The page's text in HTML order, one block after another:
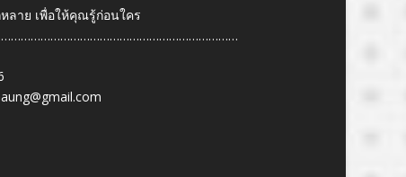
ลาย เพื่อให้คุณรู้ก่อนใคร